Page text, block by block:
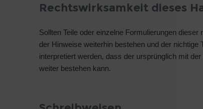
Rechtswirksamkeit dieses
Sollten Teile oder einzelne Formulierungen
der Hinweise weiterhin bestehen und der
interpretiert werden, dass der ursprünglich mit
weiter bestehen kann.